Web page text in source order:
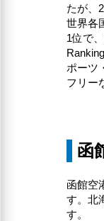
たが、
世界各
1位で
ポーツ
フリー
函
函館空
す。北
す。